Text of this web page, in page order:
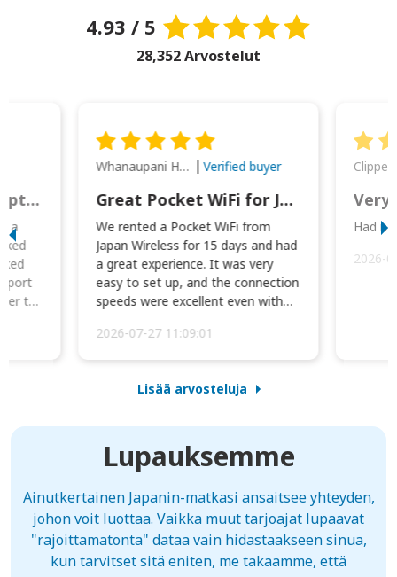
4.93 / 5
28,352 Arvostelut
This was wonderful option to a family of four. Everything worked smoothly.
a
to
Whanaupani Henry Joseph Macown Verified buyer
Great Pocket WiFi for Japan Travel
We rented a Pocket WiFi from
Japan Wireless for 15 days and had
a great experience. It was very
easy to set up, and the connection
speeds were excellent even with
2026-07-27 11:09:01
Very
Had
2026-
Lisää arvosteluja
Lupauksemme
Ainutkertainen Japanin-matkasi ansaitsee yhteyden,
johon voit luottaa. Vaikka muut tarjoajat lupaavat
"rajoittamatonta" dataa vain hidastaakseen sinua,
kun tarvitset sitä eniten, me takaamme, että